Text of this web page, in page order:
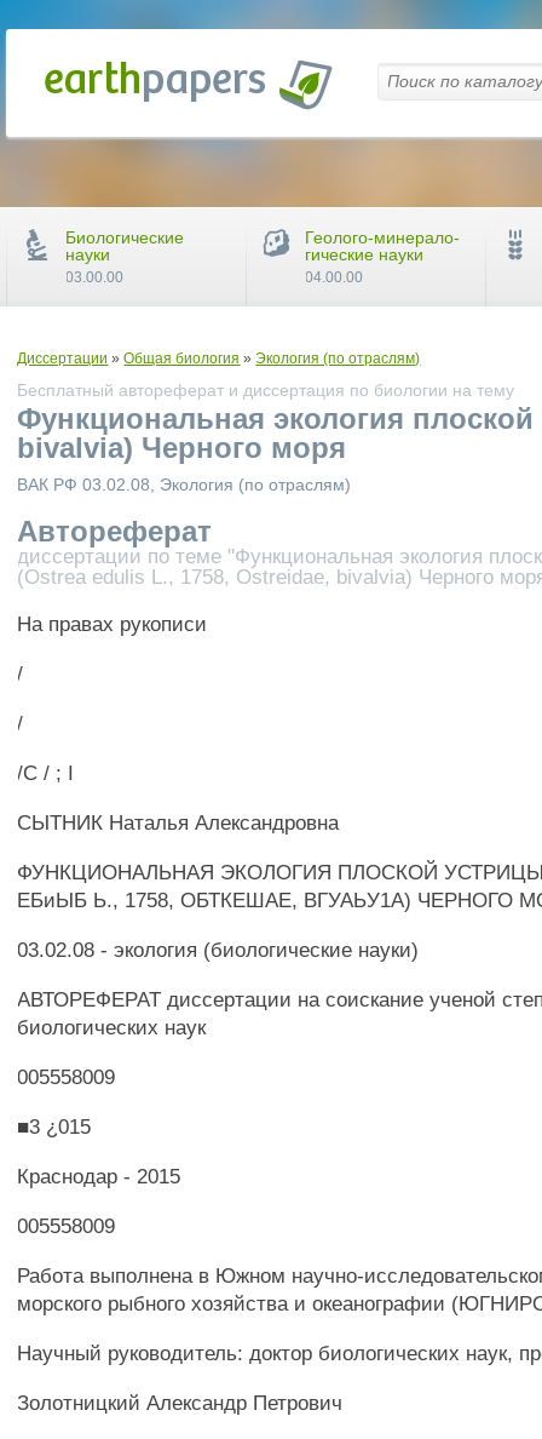
Диссертации »Общая биология »Экология (по отраслям)
Бесплатный автореферат и диссертация по биологии на тему
Функциональная экология
bivalvia) Черного моря
ВАК РФ 03.02.08, Экология (по отраслям)
Автореферат
диссертации по теме "Функциональная экология
(Ostrea edulis L., 1758, Ostreidae, bivalvia) Черного
На правах рукописи
/
/
/С / ; I
СЫТНИК Наталья Александровна
ФУНКЦИОНАЛЬНАЯ ЭКОЛОГИЯ ПЛОСКОЙ
ЕБиЫБ Ь., 1758, ОБТКЕШАЕ, ВГУАЬУ1А) ЧЕРНОГО
03.02.08 - экология (биологические науки)
АВТОРЕФЕРАТ диссертации на соискание ученой
биологических наук
005558009
■3 ¿015
Краснодар - 2015
005558009
Работа выполнена в Южном научно-
морского рыбного хозяйства и океанографии
Научный руководитель: доктор биологических наук,
Золотницкий Александр Петрович
Биологические
науки
03.00.00
Геолого-минерало-
гические науки
04.00.00